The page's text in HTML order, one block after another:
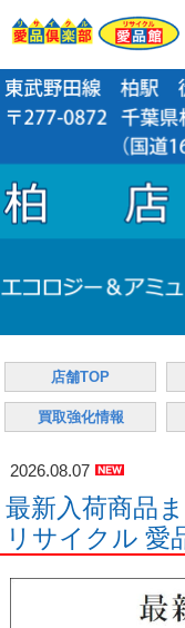
店舗TOP
買取強化情報
2026.08.07
最新入荷商品
リサイクル 愛